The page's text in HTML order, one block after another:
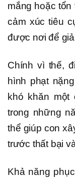
mắng hoặc
cảm xúc tiêu
được nơi để
Chính vì thế,
hình phạt
khó khăn
trong những
thể giúp con
trước thất bại
Khả năng